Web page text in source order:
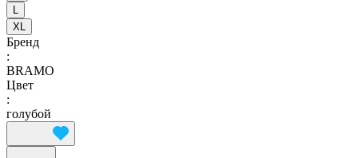
XL
Бренд
:
BRAMO
Цвет
:
голубой